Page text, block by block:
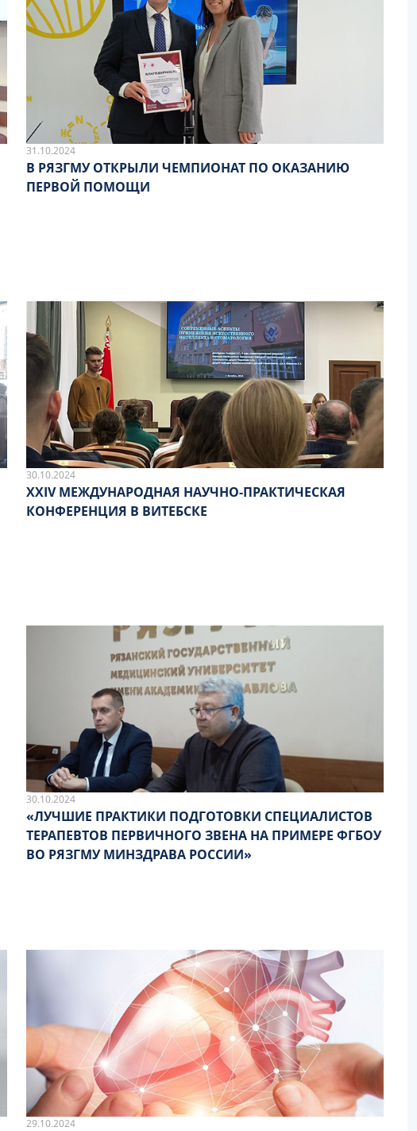
31.10.2024
В РЯЗГМУ ОТКРЫЛИ ЧЕМПИОНАТ ПО ОКАЗАНИЮ
ПЕРВОЙ ПОМОЩИ
30.10.2024
XXIV МЕЖДУНАРОДНАЯ НАУЧНО-ПРАКТИЧЕСКАЯ
КОНФЕРЕНЦИЯ В ВИТЕБСКЕ
30.10.2024
«ЛУЧШИЕ ПРАКТИКИ ПОДГОТОВКИ СПЕЦИАЛИСТОВ
ТЕРАПЕВТОВ ПЕРВИЧНОГО ЗВЕНА НА ПРИМЕРЕ ФГБОУ
ВО РЯЗГМУ МИНЗДРАВА РОССИИ»
29.10.2024